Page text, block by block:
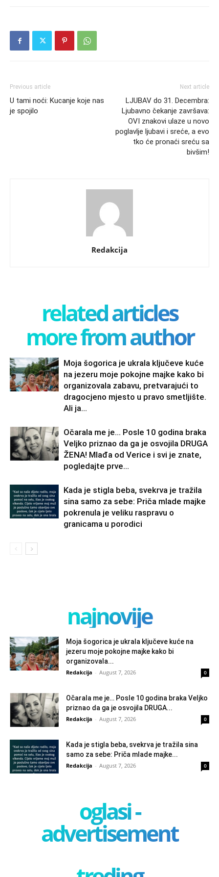
Previous article
U tami noći: Kucanje koje nas
je spojilo
Next article
LJUBAV do 31. Decembra:
Ljubavno čekanje završava:
OVI znakovi ulaze u novo
poglavlje ljubavi i sreće, a evo
tko će pronaći sreću sa
bivšim!
Redakcija
related articles
more from author
Moja šogorica je ukrala ključeve kuće
na jezeru moje pokojne majke kako bi
organizovala zabavu, pretvarajući to
dragocjeno mjesto u pravo smetljište.
Ali ja...
Očarala me je… Posle 10 godina braka
Veljko priznao da ga je osvojila DRUGA
ŽENA! Mlađa od Verice i svi je znate,
pogledajte prve...
Kada je stigla beba, svekrva je tražila
sina samo za sebe: Priča mlade majke
pokrenula je veliku raspravu o
granicama u porodici
najnovije
Moja šogorica je ukrala ključeve kuće na
jezeru moje pokojne majke kako bi
organizovala...
Redakcija - August 7, 2026 0
Očarala me je… Posle 10 godina braka Veljko
priznao da ga je osvojila DRUGA...
Redakcija - August 7, 2026 0
Kada je stigla beba, svekrva je tražila sina
samo za sebe: Priča mlade majke...
Redakcija - August 7, 2026 0
oglasi -
advertisement